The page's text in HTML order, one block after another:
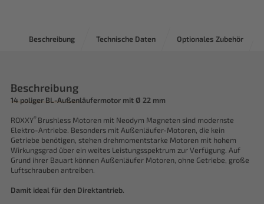
Beschreibung Technische Daten Optionales Zubehör
Beschreibung
14 poliger BL-Außenläufermotor mit Ø 22 mm
ROXXY® Brushless Motoren mit Neodym Magneten sind modernste
Elektro-Antriebe. Besonders mit Außenläufer-Motoren, die kein
Getriebe benötigen, stehen drehmomentstarke Motoren mit hohem
Wirkungsgrad über ein weites Leistungsspektrum zur Verfügung. Auf
Grund ihrer Bauart können Außenläufer Motoren, ohne Getriebe, große
Luftschrauben antreiben.
Damit ideal für den Direktantrieb.